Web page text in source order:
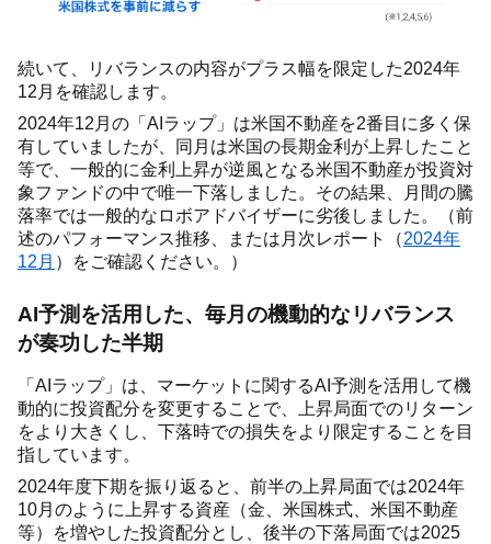
続いて、リバランスの内容がプラス幅を限定した2024年
12月を確認します。
2024年12月の「AIラップ」は米国不動産を2番目に多く保
有していましたが、同月は米国の長期金利が上昇したこと
等で、一般的に金利上昇が逆風となる米国不動産が投資対
象ファンドの中で唯一下落しました。その結果、月間の騰
落率では一般的なロボアドバイザーに劣後しました。（前
述のパフォーマンス推移、または月次レポート（2024年
12月 ）をご確認ください。）
AI予測を活用した、毎月の機動的なリバランス
が奏功した半期
「AIラップ」は、マーケットに関するAI予測を活用して機
動的に投資配分を変更することで、上昇局面でのリターン
をより大きくし、下落時での損失をより限定することを目
指しています。
2024年度下期を振り返ると、前半の上昇局面では2024年
10月のように上昇する資産（金、米国株式、米国不動産
等）を増やした投資配分とし、後半の下落局面では2025